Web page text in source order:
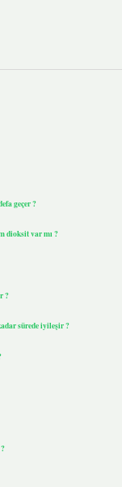
geçer ?
dioksit var mı ?
?
sürede iyileşir ?